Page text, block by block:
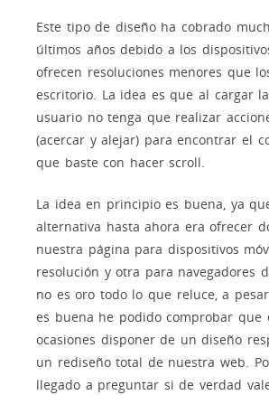
Este tipo de diseño ha cobrado
últimos años debido a los
ofrecen resoluciones menores que
escritorio. La idea es que al cargar
usuario no tenga que realizar
(acercar y alejar) para encontrar el
que baste con hacer scroll.
La idea en principio es buena, ya
alternativa hasta ahora era ofrecer
nuestra página para dispositivos
resolución y otra para navegadores
no es oro todo lo que reluce, a
es buena he podido comprobar que
ocasiones disponer de un diseño
un rediseño total de nuestra web.
llegado a preguntar si de verdad